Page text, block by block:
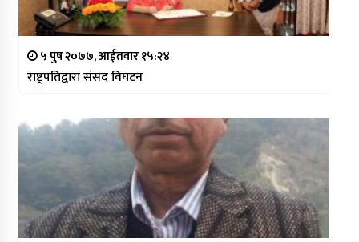
५ पुष २०७७, आईतवार १५:२४
राष्ट्रपतिद्वारा संसद विघटन